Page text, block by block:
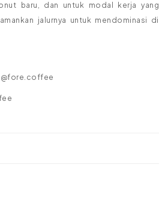
baru, dan untuk modal kerja yang
jalurnya untuk mendominasi di